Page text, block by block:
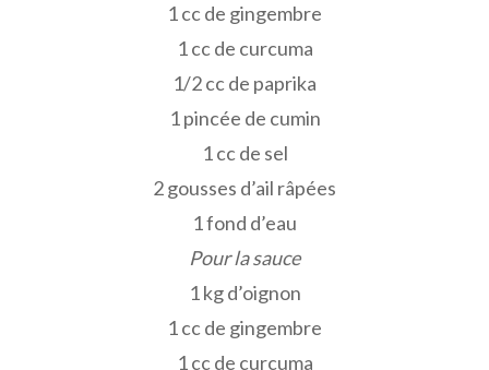
1 cc de gingembre
1 cc de curcuma
1/2 cc de paprika
1 pincée de cumin
1 cc de sel
2 gousses d’ail râpées
1 fond d’eau
Pour la sauce
1 kg d’oignon
1 cc de gingembre
1 cc de curcuma